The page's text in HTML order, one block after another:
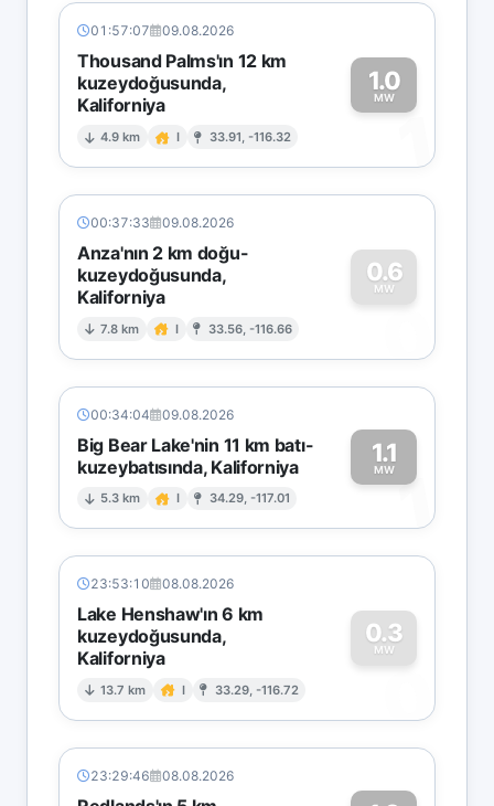
01:57:07 09.08.2026
Thousand Palms'ın 12 km
kuzeydoğusunda,
Kaliforniya
4.9 km I 33.91, -116.32
1.0
MW
1
00:37:33 09.08.2026
Anza'nın 2 km doğu-
kuzeydoğusunda,
Kaliforniya
7.8 km I 33.56, -116.66
0.6
MW
0
00:34:04 09.08.2026
Big Bear Lake'nin 11 km batı-
kuzeybatısında, Kaliforniya
5.3 km I 34.29, -117.01
1.1
MW1
23:53:10 08.08.2026
Lake Henshaw'ın 6 km
kuzeydoğusunda,
Kaliforniya
13.7 km I 33.29, -116.72
0.3
MW
0
23:29:46 08.08.2026